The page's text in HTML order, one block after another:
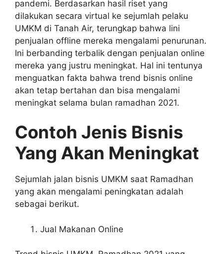
pandemi. Berdasarkan hasil riset yang
dilakukan secara virtual ke sejumlah pelaku
UMKM di Tanah Air, terungkap bahwa lini
penjualan offline mereka mengalami penurunan.
Ini berbanding terbalik dengan penjualan online
mereka yang justru meningkat. Hal ini tentunya
menguatkan fakta bahwa trend bisnis online
akan tetap bertahan dan bisa mengalami
meningkat selama bulan ramadhan 2021.
Contoh Jenis Bisnis
Yang Akan Meningkat
Sejumlah jalan bisnis UMKM saat Ramadhan
yang akan mengalami peningkatan adalah
sebagai berikut.
Jual Makanan Online